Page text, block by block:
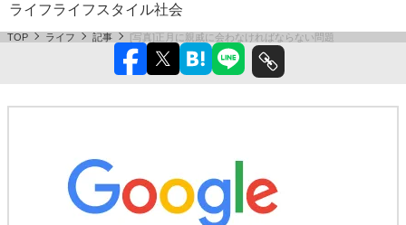
ライフライフスタイル社会
TOP ライフ 記事 [写真]正月に親戚に会わなければならない問題